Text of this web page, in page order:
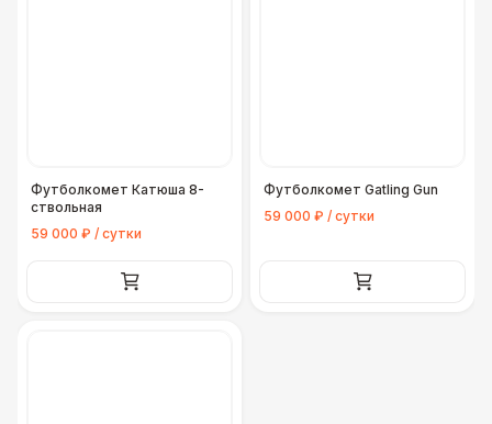
Футболкомет Катюша 8-
ствольная
59 000 ₽ / сутки
Футболкомет Gatling Gun
59 000 ₽ / сутки